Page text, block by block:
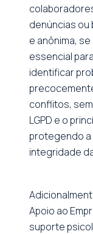
denúncias ou
e anônima,
essencial
identificar
conflitos,
LGPD e o
protegendo
integridade
Apoio ao
suporte